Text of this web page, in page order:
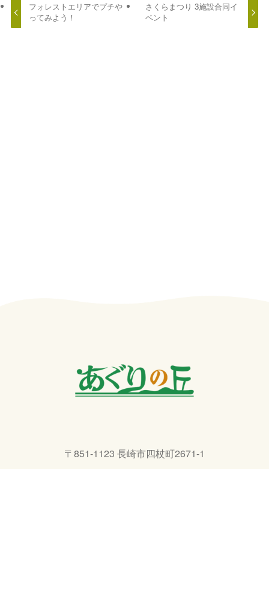
フォレストエリアでプチや
ってみよう！
さくらまつり 3施設合同イ
ベント
〒851-1123 長崎市四杖町2671-1